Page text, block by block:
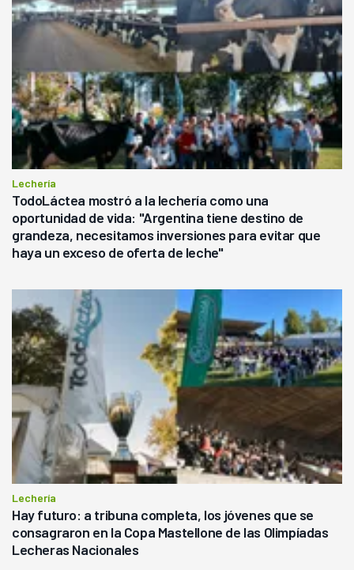
Lechería
TodoLáctea mostró a la lechería como una
oportunidad de vida: "Argentina tiene destino de
grandeza, necesitamos inversiones para evitar que
haya un exceso de oferta de leche"
Lechería
Hay futuro: a tribuna completa, los jóvenes que se
consagraron en la Copa Mastellone de las Olimpíadas
Lecheras Nacionales